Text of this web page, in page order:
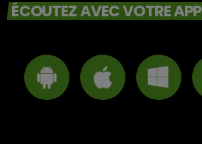
ÉCOUTEZ AVEC VOTRE